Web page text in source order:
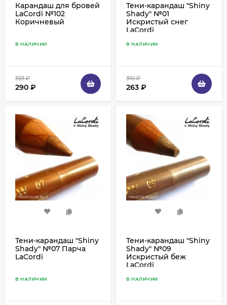
Карандаш для бровей
LaCordi №102
Коричневый
В НАЛИЧИИ
333₽
290 ₽
Тени-карандаш "Shiny
Shady" №01
Искристый снег
LaCordi
В НАЛИЧИИ
310₽
263 ₽
Тени-карандаш "Shiny
Shady" №07 Парча
LaCordi
В НАЛИЧИИ
Тени-карандаш "Shiny
Shady" №09
Искристый беж
LaCordi
В НАЛИЧИИ